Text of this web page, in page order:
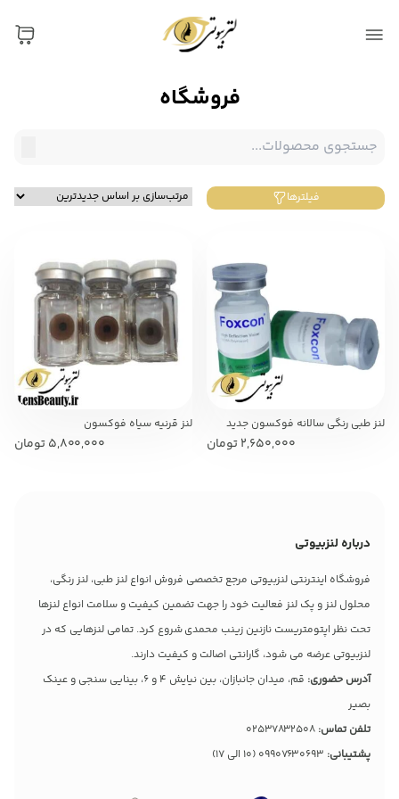
فروشگاه
فیلترها
لنز طبی رنگی سالانه فوکسون جدید
2,650,000تومان
لنز قرنیه سیاه فوکسون
5,800,000تومان
درباره لنزبیوتی
فروشگاه اینترنتی لنزبیوتی مرجع تخصصی فروش انواع لنز طبی، لنز رنگی،
محلول لنز و پک لنز فعالیت خود را جهت تضمین کیفیت و سلامت انواع لنزها
تحت نظر اپتومتریست نازنین زینب محمدی شروع کرد. تمامی لنزهایی که در
لنزبیوتی عرضه می شود، گارانتی اصالت و کیفیت دارند.
آدرس حضوری:
قم، میدان جانبازان، بین نیایش 4 و 6، بینایی سنجی و عینک
بصیر
تلفن تماس: 02537832508
پشتیبانی: 09907630693 (10 الی 17)